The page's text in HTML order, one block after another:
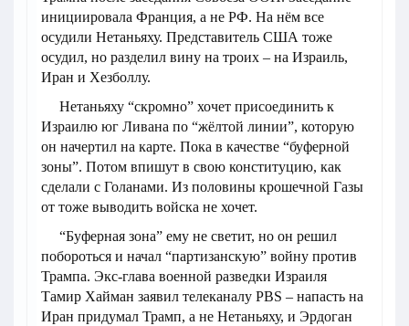
инициировала Франция, а не РФ. На нём все
осудили Нетаньяху. Представитель США тоже
осудил, но разделил вину на троих – на Израиль,
Иран и Хезболлу.
Нетаньяху “скромно” хочет присоединить к
Израилю юг Ливана по “жёлтой линии”, которую
он начертил на карте. Пока в качестве “буферной
зоны”. Потом впишут в свою конституцию, как
сделали с Голанами. Из половины крошечной Газы
от тоже выводить войска не хочет.
“Буферная зона” ему не светит, но он решил
побороться и начал “партизанскую” войну против
Трампа. Экс-глава военной разведки Израиля
Тамир Хайман заявил телеканалу PBS – напасть на
Иран придумал Трамп, а не Нетаньяху, и Эрдоган